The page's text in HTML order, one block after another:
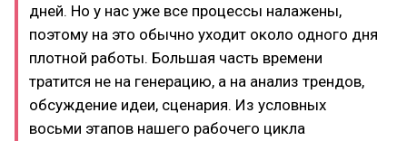
дней. Но у нас уже все процессы налажены,
поэтому на это обычно уходит около одного дня
плотной работы. Большая часть времени
тратится не на генерацию, а на анализ трендов,
обсуждение идеи, сценария. Из условных
восьми этапов нашего рабочего цикла